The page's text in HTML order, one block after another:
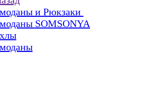
и Рюкзаки
SOMSONYA